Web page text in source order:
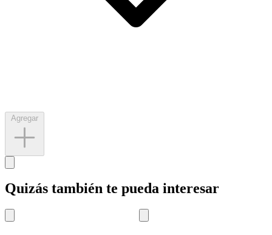
Quizás también te pueda interesar